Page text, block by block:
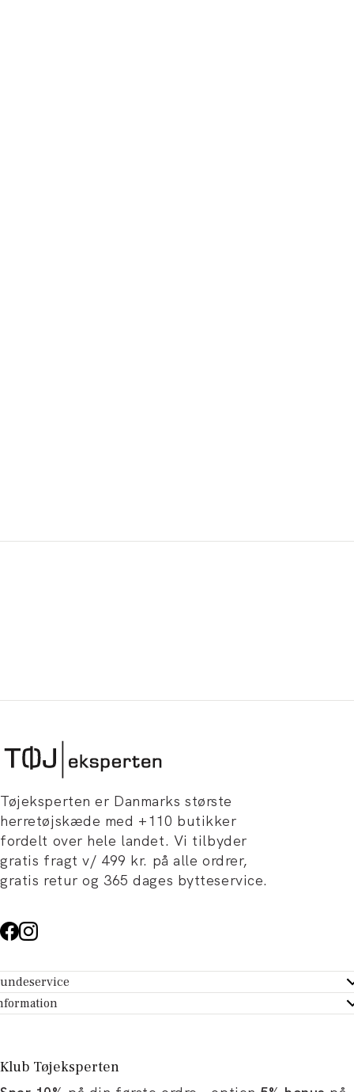
Tøjeksperten er Danmarks største
herretøjskæde med +110 butikker
fordelt over hele landet. Vi tilbyder
gratis fragt v/ 499 kr. på alle ordrer,
gratis retur og 365 dages bytteservice.
- Hjælpecenter
dit køb
Tøjeksperten
og artikler
Klub Tøjeksperten